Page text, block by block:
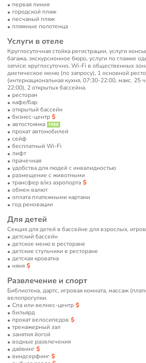
первая линия
городской пляж
песчаный пляж
пляжные полотенца
Услуги в отеле
Круглосуточная стойка регистрации, услуги
багажа, экскурсионное бюро, услуги по глажке
service: круглосуточно, Wi-Fi в общественных
диетическое меню (по запросу), 1 основной
(интернациональная кухня, 07:30-22:00, макс. 25
22:00), 2 открытых бассейна.
ресторан
кафе/бар
открытый бассейн
бизнес-центр
автостоянка
прокат автомобилей
сейф
бесплатный Wi-Fi
лифт
прачечная
удобства для людей с инвалидностью
размещение с животными
трансфер в/из аэропорта
обмен валют
оплата платежными картами
год реновации
Для детей
Секция для детей в бассейне для взрослых,
детский бассейн
детское меню в ресторане
детские стульчики в ресторане
детская кроватка
няня
Развлечение и спорт
Библиотека, дартс, игровая комната, массаж
велопрогулки.
Спа или велнес-центр
бильярд
прокат велосипедов
тренажерный зал
занятия йогой
водные развлечения
дайвинг
виндсерфинг